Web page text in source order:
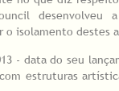
desenvolveu a
isolamento destes
- data do seu
estruturas